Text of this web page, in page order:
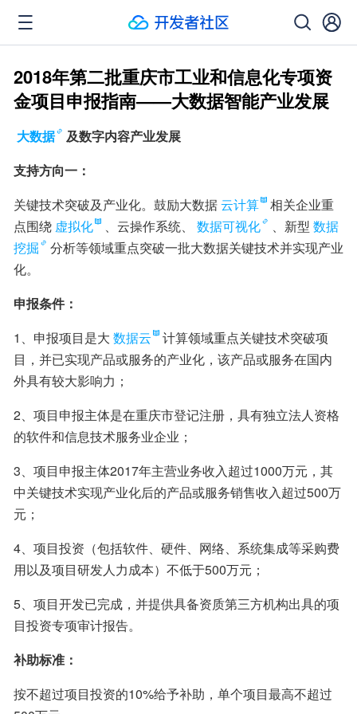
2018年第二批重庆市工业和信息化专项资
金项目申报指南——大数据智能产业发展
大数据
及数字内容产业发展
支持方向一：
关键技术突破及产业化。鼓励大数据云计算
相关企业重
点围绕 虚拟化 、云操作系统、 数据可视化 、新型 数据
挖掘
分析等领域重点突破一批大数据关键技术并实现产业
化。
申报条件：
1、申报项目是大 数据云
计算领域重点关键技术突破项
目，并已实现产品或服务的产业化，该产品或服务在国内
外具有较大影响力；
2、项目申报主体是在重庆市登记注册，具有独立法人资格
的软件和信息技术服务业企业；
3、项目申报主体2017年主营业务收入超过1000万元，其
中关键技术实现产业化后的产品或服务销售收入超过500万
元；
4、项目投资（包括软件、硬件、网络、系统集成等采购费
用以及项目研发人力成本）不低于500万元；
5、项目开发已完成，并提供具备资质第三方机构出具的项
目投资专项审计报告。
补助标准：
按不超过项目投资的10%给予补助，单个项目最高不超过